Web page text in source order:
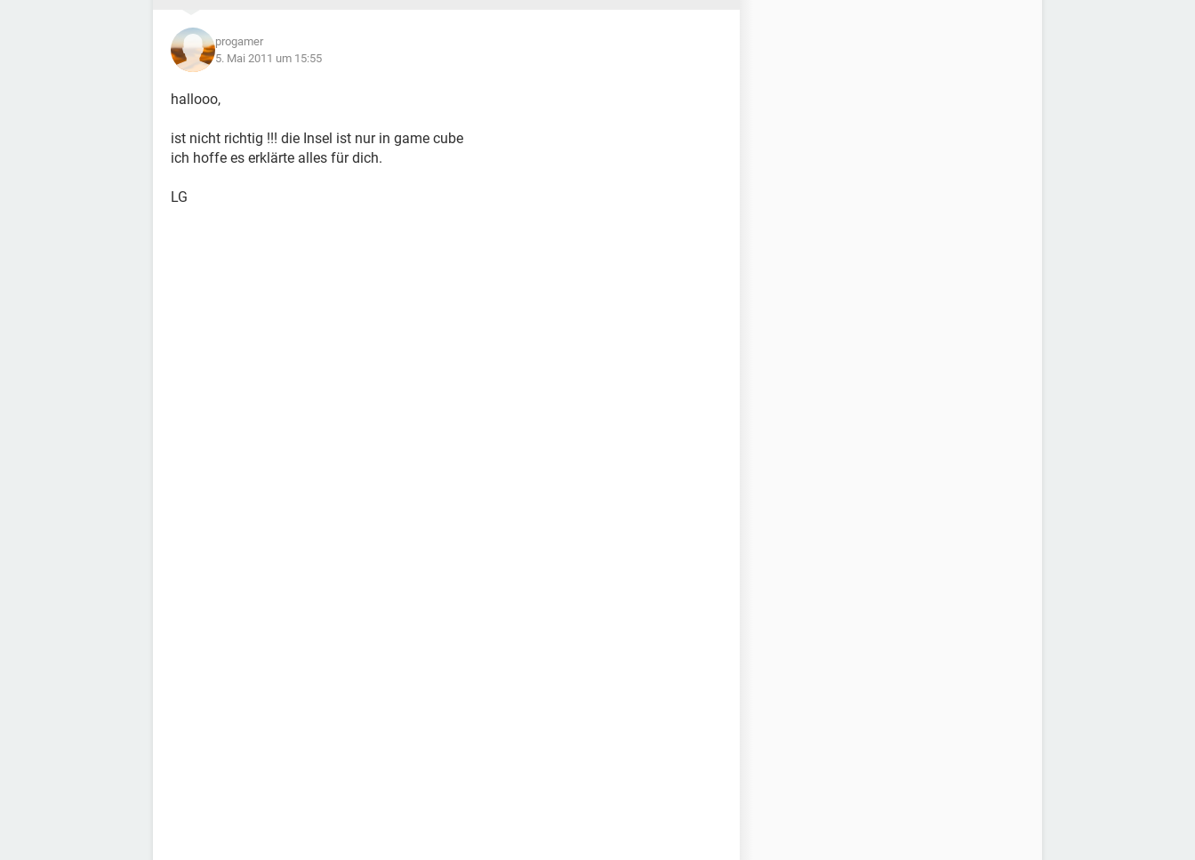
progamer
5. Mai 2011 um 15:55
hallooo,
ist nicht richtig !!! die Insel ist nur in game cube
ich hoffe es erklärte alles für dich.
LG